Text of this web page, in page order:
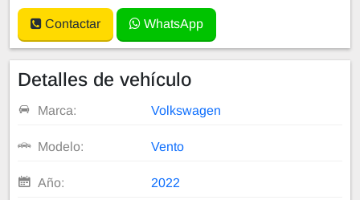
Contactar WhatsApp
Detalles de vehículo
Marca: Volkswagen
Modelo: Vento
Año: 2022